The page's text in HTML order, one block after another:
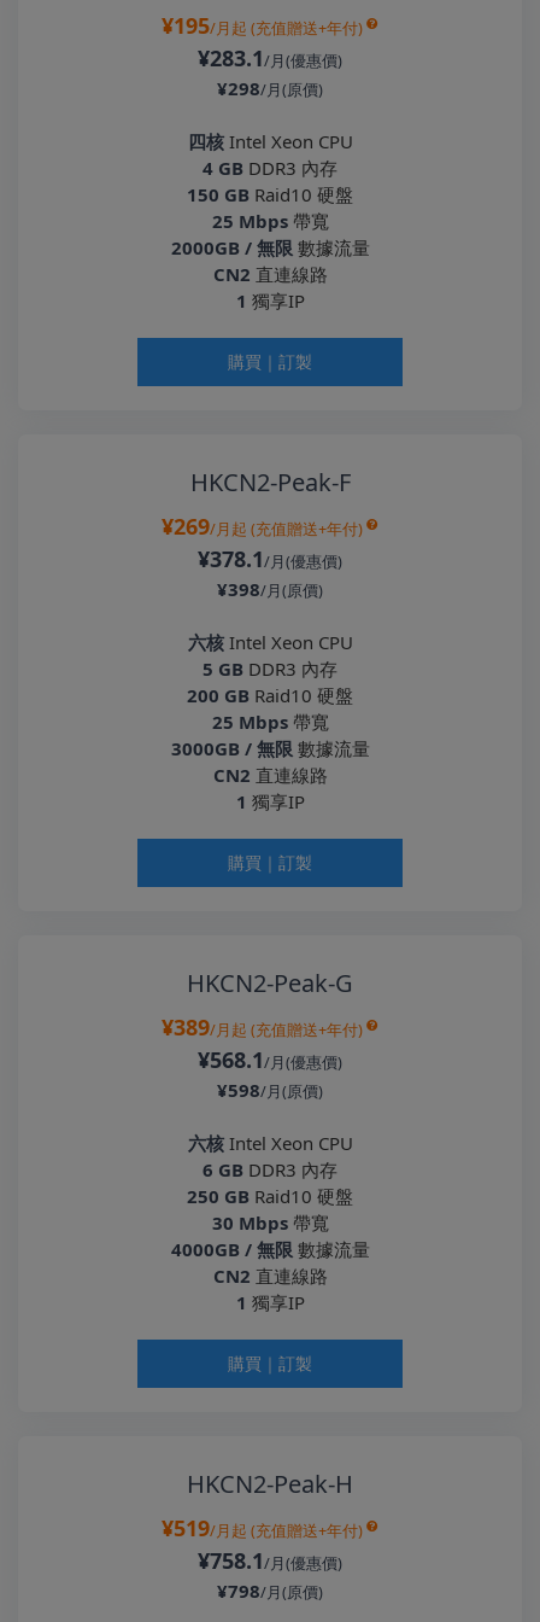
¥195/月起 (充值贈送+年付)
¥283.1/月(優惠價)
¥298/月(原價)
四核 Intel Xeon CPU
4 GB DDR3 內存
150 GB Raid10 硬盤
25 Mbps 帶寬
2000GB / 無限 數據流量
CN2 直連線路
1 獨享IP
購買｜訂製
HKCN2-Peak-F
¥269/月起 (充值贈送+年付)
¥378.1/月(優惠價)
¥398/月(原價)
六核 Intel Xeon CPU
5 GB DDR3 內存
200 GB Raid10 硬盤
25 Mbps 帶寬
3000GB / 無限 數據流量
CN2 直連線路
1 獨享IP
購買｜訂製
HKCN2-Peak-G
¥389/月起 (充值贈送+年付)
¥568.1/月(優惠價)
¥598/月(原價)
六核 Intel Xeon CPU
6 GB DDR3 內存
250 GB Raid10 硬盤
30 Mbps 帶寬
4000GB / 無限 數據流量
CN2 直連線路
1 獨享IP
購買｜訂製
HKCN2-Peak-H
¥519/月起 (充值贈送+年付)
¥758.1/月(優惠價)
¥798/月(原價)